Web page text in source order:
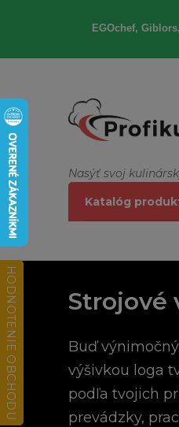
EGOchef,
Nasýť svoj
Katalóg
Strojové
Buď
výšivkou loga
podľa tvojich
prevádzky,
HODNOTENIE OBCHODU